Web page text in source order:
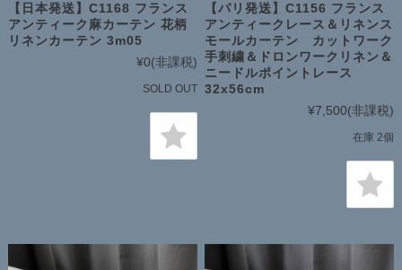
【日本発送】C1168 フランス
アンティーク麻カーテン 花柄
リネンカーテン 3m05
¥0(非課税)
SOLD OUT
【パリ発送】C1156 フランス
アンティークレース＆リネンス
モールカーテン カットワーク
手刺繍＆ドロンワークリネン＆
ニードルポイントレース
32x56cm
¥7,500(非課税)
在庫 2個